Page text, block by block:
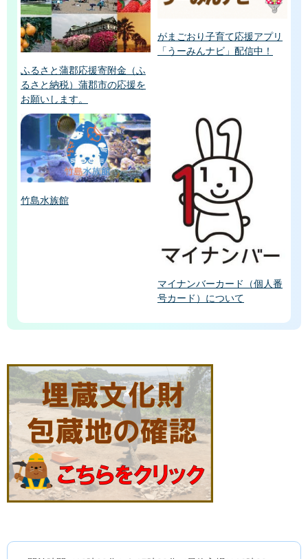
ふるさと蒲郡応援寄附金（ふ
るさと納税）蒲郡市の応援を
お願いします。
がまごおり子育て応援アプリ
「うーみんナビ」配信中！
竹島水族館
マイナンバーカード（個人番
号カード）について